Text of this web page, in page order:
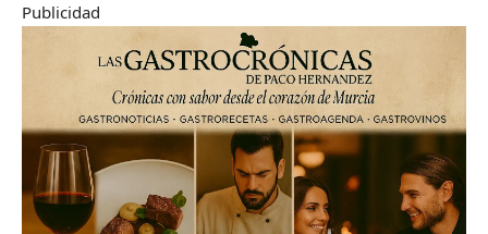
Publicidad